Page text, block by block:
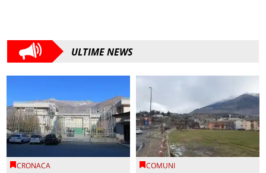
ULTIME NEWS
CRONACA COMUNI